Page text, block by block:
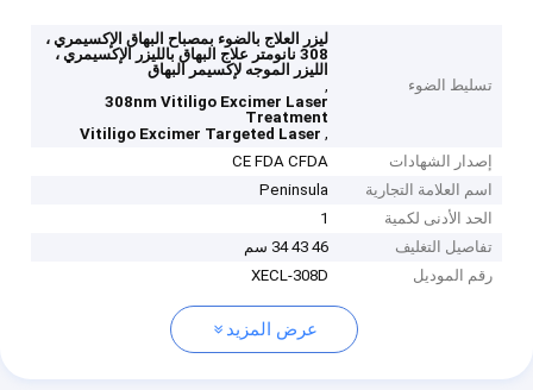
تسليط الضوء
ليزر العلاج بالضوء بمصباح البهاق الإكسيمري ،
308 نانومتر علاج البهاق بالليزر الإكسيمري ،
الليزر الموجه لإكسيمر البهاق
,
308nm Vitiligo Excimer Laser
Treatment
,
Vitiligo Excimer Targeted Laser
إصدار الشهادات
CE FDA CFDA
اسم العلامة التجارية
Peninsula
الحد الأدنى لكمية
1
تفاصيل التغليف
46 43 34 سم
رقم الموديل
XECL-308D
عرض المزيد